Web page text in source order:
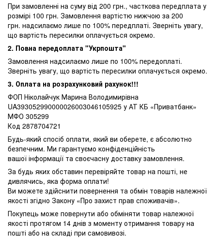
При замовленні на суму від 200 грн., часткова передплата у
розмірі 100 грн. Замовлення вартістю нижчою за 200
грн. надсилаємо лише по 100% передплаті. Зверніть увагу,
що вартість пересилки оплачується окремо.
2. Повна передоплата "Укрпошта"
Замовлення надсилаємо лише по 100% передоплаті.
Зверніть увагу, що вартість пересилки оплачується окремо.
3. Оплата на розрахунковий рахунок!!!
ФОП Ніколайчук Марина Володимирівна
UA393052990000026003046105925 у АТ КБ «Приватбанк»
МФО 305299
Код 2878704721
Будь-який спосіб оплати, який ви оберете, є абсолютно
безпечним. Ми гарантуємо конфіденційність
вашої інформації та своєчасну доставку замовлення.
За будь яких обставин перевіряйте товар на пошті, не
дивлячись, яка форма оплати!
Ви можете здійснити повернення та обмін товарів належної
якості згідно Закону «Про захист прав споживачів».
Покупець може повернути або обміняти товар належної
якості протягом 14 днів з моменту отримання товару на
пошті або на складі при самовивозі.